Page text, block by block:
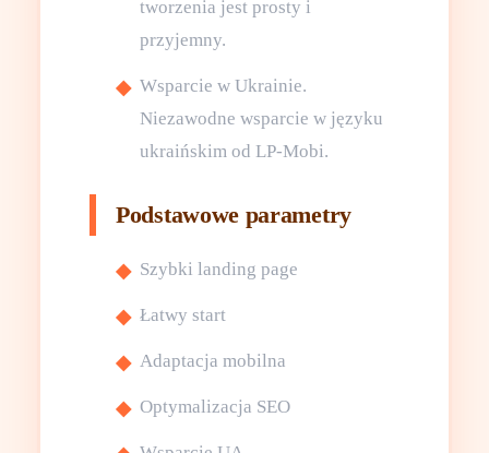
tworzenia jest prosty i
przyjemny.
Wsparcie w Ukrainie.
Niezawodne wsparcie w języku
ukraińskim od LP-Mobi.
Podstawowe parametry
Szybki landing page
Łatwy start
Adaptacja mobilna
Optymalizacja SEO